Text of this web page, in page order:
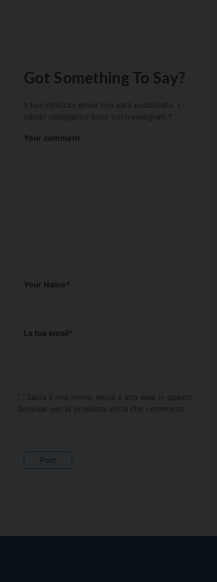
Got Something To Say?
Il tuo indirizzo email non sarà pubblicato.
campi obbligatori sono contrassegnati *
Your comment
Your Name*
La tua email*
Salva il mio nome, email e sito web in questo
browser per la prossima volta che commento.